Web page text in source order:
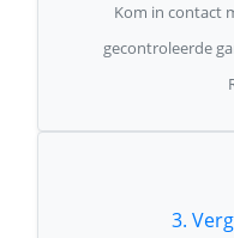
Kom in contact
gecontroleerde
3.